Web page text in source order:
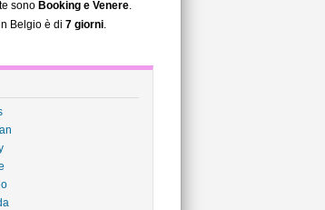
sono Booking e Venere.
Belgio è di 7 giorni.